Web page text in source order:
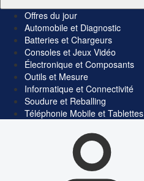
Offres du jour
Automobile et Diagnostic
Batteries et Chargeurs
Consoles et Jeux Vidéo
Électronique et Composants
Outils et Mesure
Informatique et Connectivité
Soudure et Reballing
Téléphonie Mobile et Tablettes